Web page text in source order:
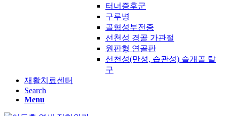
터너증후군
구루병
골형성부전증
선천성 경골 가관절
원판형 연골판
선천성(만성, 습관성) 슬개골 탈
구
재활치료센터
Search
Menu